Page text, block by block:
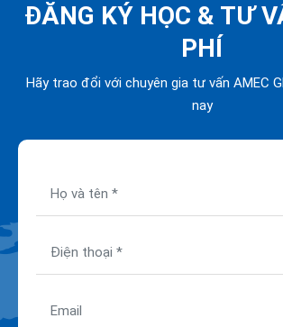
ĐĂNG KÝ HỌC & TƯ
PHÍ
Hãy trao đổi với chuyên gia tư vấn AMEC
nay